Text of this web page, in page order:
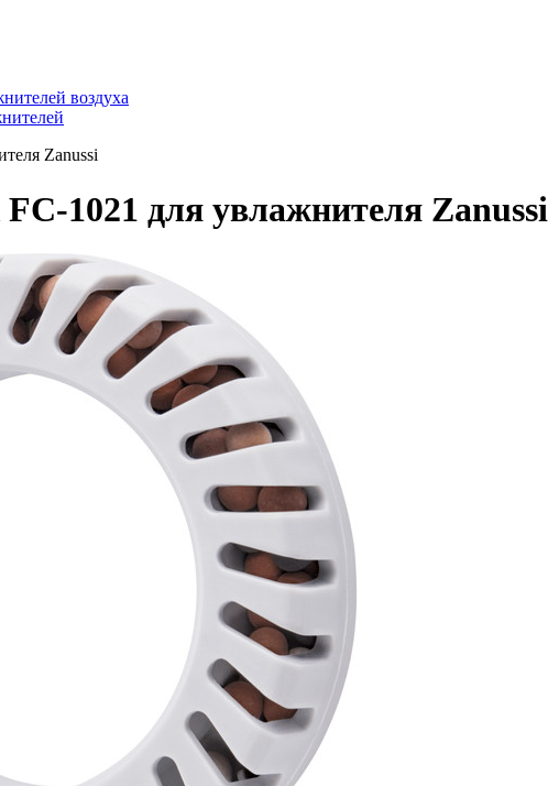
воздуха
Zanussi
1021 для увлажнителя Zanussi